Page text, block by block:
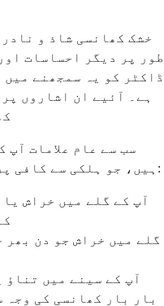
خشک کھانسی شاذ و
طور پر دیگر احساسات
ڈاکٹر کو یہ سمجھنے میں
ہے۔ آئیے ان اشاروں
سب سے عام علامات
ہیں، جو ہلکی سے کافی پریشان کن تکلیف پیدا کرتی ہیں:
آپ کے گلے میں خراش
گلے میں خراش جو دن بھر
آپ کے سینے میں تناؤ
بار بار کھانسی کی وجہ